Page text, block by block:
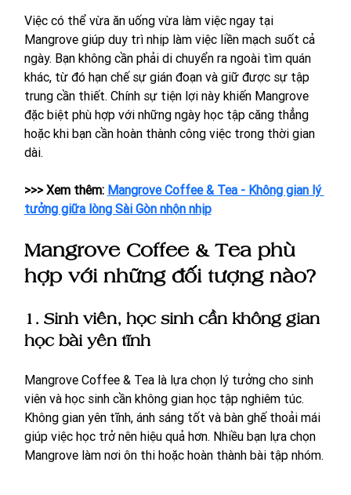
Việc có thể vừa ăn uống vừa làm việc ngay tại
Mangrove giúp duy trì nhịp làm việc liền mạch suốt cả
ngày. Bạn không cần phải di chuyển ra ngoài tìm quán
khác, từ đó hạn chế sự gián đoạn và giữ được sự tập
trung cần thiết. Chính sự tiện lợi này khiến Mangrove
đặc biệt phù hợp với những ngày học tập căng thẳng
hoặc khi bạn cần hoàn thành công việc trong thời gian
dài.
>>> Xem thêm: Mangrove Coffee & Tea - Không gian lý
tưởng giữa lòng Sài Gòn nhộn nhịp
Mangrove Coffee & Tea phù
hợp với những đối tượng nào?
1. Sinh viên, học sinh cần không gian
học bài yên tĩnh
Mangrove Coffee & Tea là lựa chọn lý tưởng cho sinh
viên và học sinh cần không gian học tập nghiêm túc.
Không gian yên tĩnh, ánh sáng tốt và bàn ghế thoải mái
giúp việc học trở nên hiệu quả hơn. Nhiều bạn lựa chọn
Mangrove làm nơi ôn thi hoặc hoàn thành bài tập nhóm.